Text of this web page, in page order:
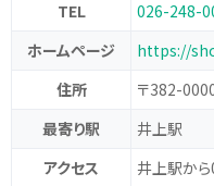
TEL
026-248-
ホームページ
https://
住所
〒382-
最寄り駅
井上駅
アクセス
井上駅か